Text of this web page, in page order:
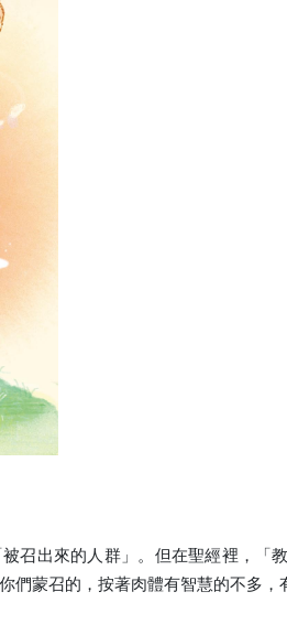
召出來的人群」。但在聖經裡，
們蒙召的，按著肉體有智慧的不多